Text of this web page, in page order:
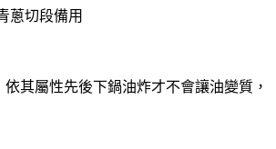
蔥切段備用
其屬性先後下鍋油炸才不會讓油變質，